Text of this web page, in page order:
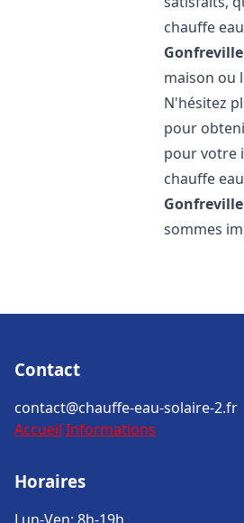
chauffe
maison ou
N'hésitez
pour
pour votre
chauffe
sommes
Contact
contact@chauffe-eau-solaire-2.fr
Accueil Informations
Horaires